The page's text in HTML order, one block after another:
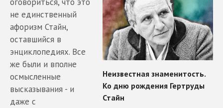
не единственный
афоризм Стайн,
оставшийся в
энциклопедиях. Все
же были и вполне
осмысленные
высказывания - и
даже с